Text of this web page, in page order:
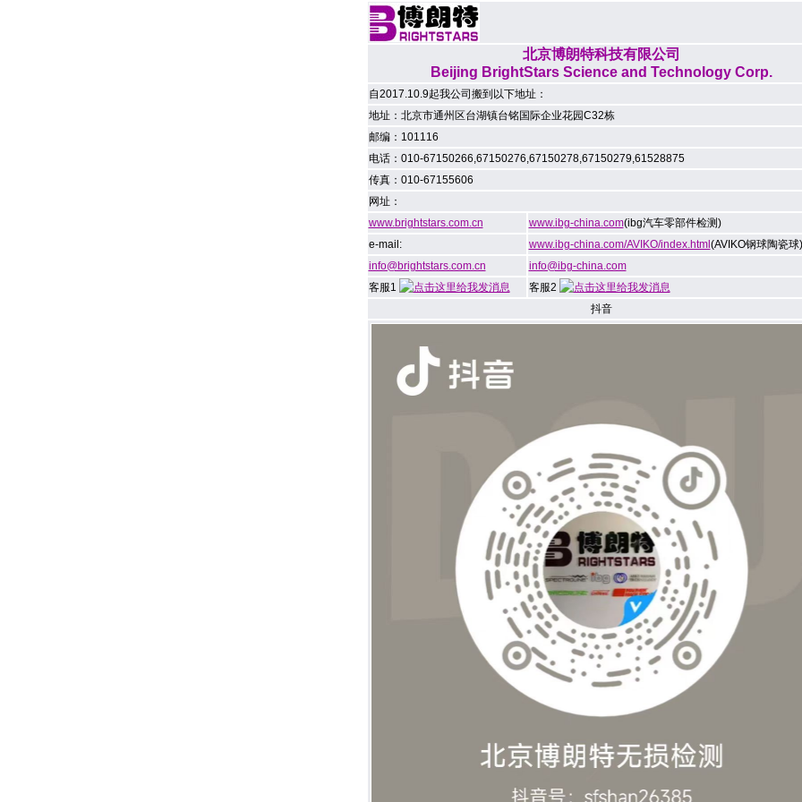
北京博朗特科技有限公司
Beijing BrightStars Science and Technology Corp.
自2017.10.9起我公司搬到以下地址：
地址：北京市通州区台湖镇台铭国际企业花园C32栋
邮编：101116
电话：010-67150266,67150276,67150278,67150279,61528875
传真：010-67155606
网址：
www.brightstars.com.cn
www.ibg-china.com(ibg汽车零部件检测)
e-mail:
www.ibg-china.com/AVIKO/index.html (AVIKO钢球陶瓷球)
info@brightstars.com.cn
info@ibg-china.com
客服1
客服2
抖音